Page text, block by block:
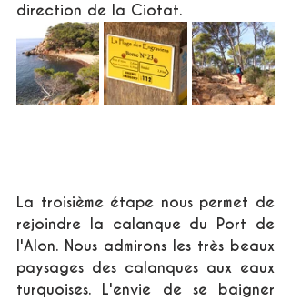
direction de la Ciotat.
La troisième étape nous permet de
rejoindre la calanque du Port de
l'Alon. Nous admirons les très beaux
paysages des calanques aux eaux
turquoises. L'envie de se baigner